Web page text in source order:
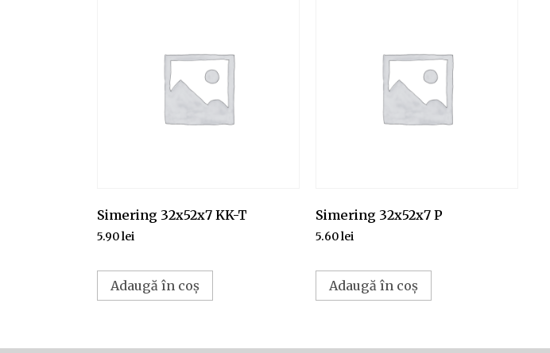
Simering 32x52x7 KK-T
5.90lei
Adaugă în coș
Simering 32x52x7 P
5.60lei
Adaugă în coș